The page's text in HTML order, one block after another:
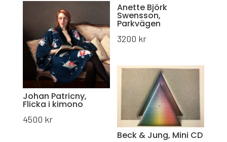
Anette Björk
Swensson,
Parkvägen
3200 kr
Johan Patricny,
Flicka i kimono
4500 kr
Beck & Jung, Mini CD